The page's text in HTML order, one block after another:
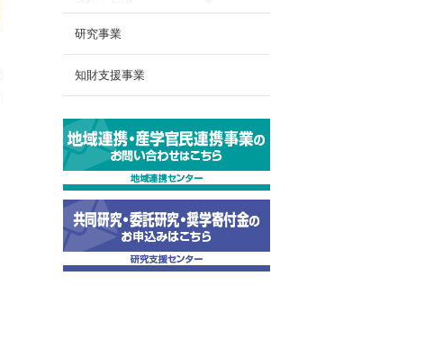
研究事業
知財支援事業